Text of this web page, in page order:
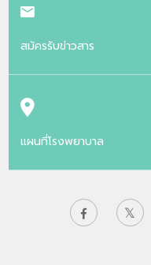
สมัครรับข่าวสาร
แผนที่โรงพยาบาล